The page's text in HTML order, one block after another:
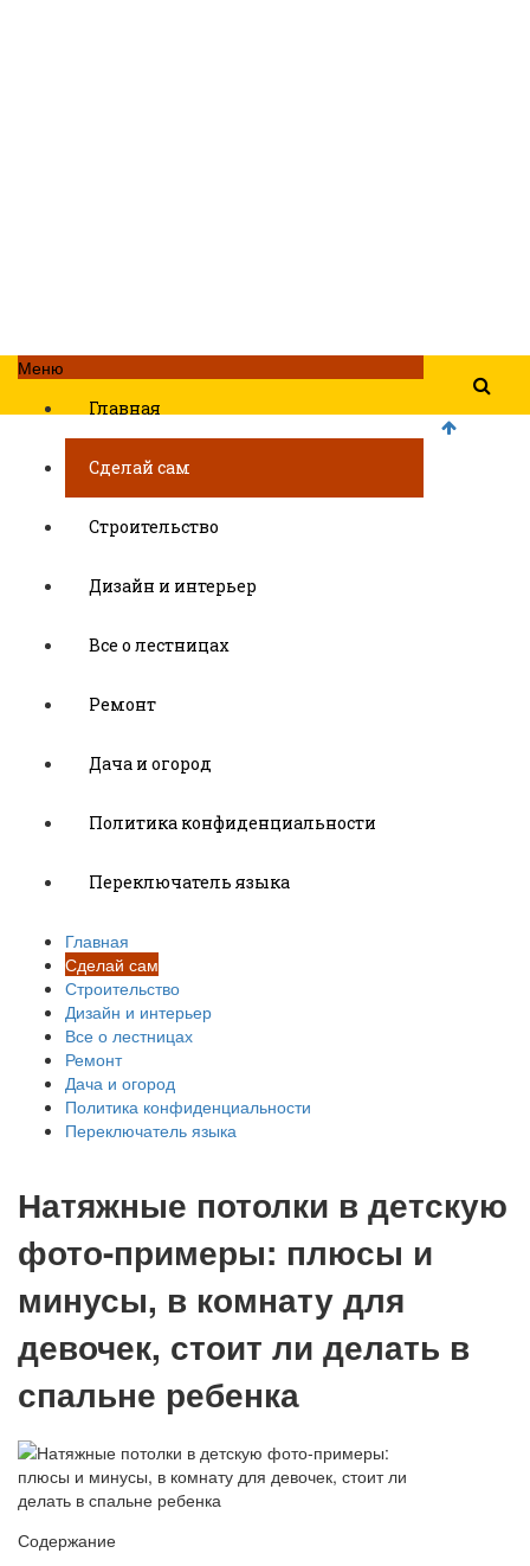
Меню
Главная
Сделай сам
Строительство
Дизайн и интерьер
Все о лестницах
Ремонт
Дача и огород
Политика конфиденциальности
Переключатель языка
Главная
Сделай сам
Строительство
Дизайн и интерьер
Все о лестницах
Ремонт
Дача и огород
Политика конфиденциальности
Переключатель языка
Натяжные потолки в детскую
фото-примеры: плюсы и
минусы, в комнату для
девочек, стоит ли делать в
спальне ребенка
Содержание